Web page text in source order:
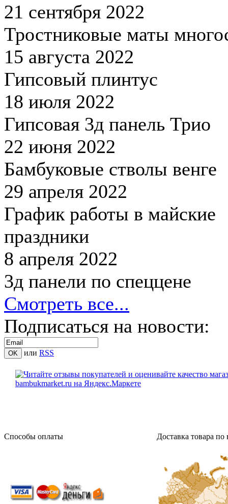
21 сентября 2022
Тростниковые маты
15 августа 2022
Гипсовый плинтус
18 июля 2022
Гипсовая 3д панель Трио
22 июня 2022
Бамбуковые стволы венге
29 апреля 2022
График работы в майские
праздники
8 апреля 2022
3д панели по спеццене
Смотреть все...
Подписаться на новости:
или RSS
Способы оплаты Доставка товара по